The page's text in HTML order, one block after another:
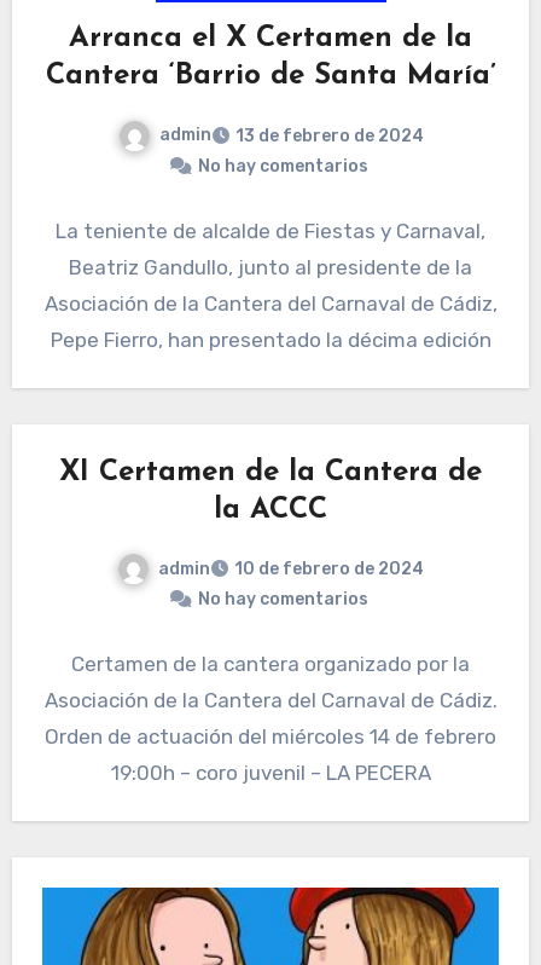
Arranca el X Certamen de la
Cantera ‘Barrio de Santa María’
admin
13 de febrero de 2024
No hay comentarios
La teniente de alcalde de Fiestas y Carnaval,
Beatriz Gandullo, junto al presidente de la
Asociación de la Cantera del Carnaval de Cádiz,
Pepe Fierro, han presentado la décima edición
XI Certamen de la Cantera de
la ACCC
admin
10 de febrero de 2024
No hay comentarios
Certamen de la cantera organizado por la
Asociación de la Cantera del Carnaval de Cádiz.
Orden de actuación del miércoles 14 de febrero
19:00h – coro juvenil – LA PECERA